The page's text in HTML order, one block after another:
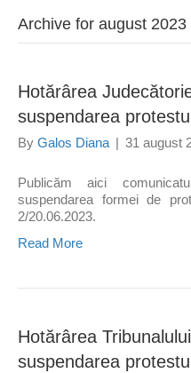
Archive for august 2023
Hotărârea
suspendarea
By Galos Diana | 31 august
Publicăm aici
suspendarea formei de
2/20.06.2023.
Read More
Hotărârea
suspendarea